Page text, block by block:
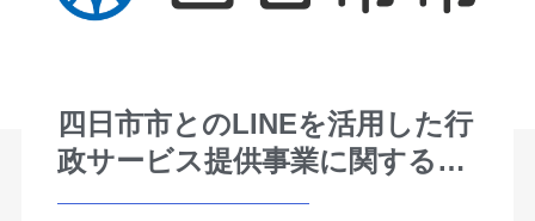
四日市市とのLINEを活用した行
政サービス提供事業に関する連
携協定締結のお知らせ